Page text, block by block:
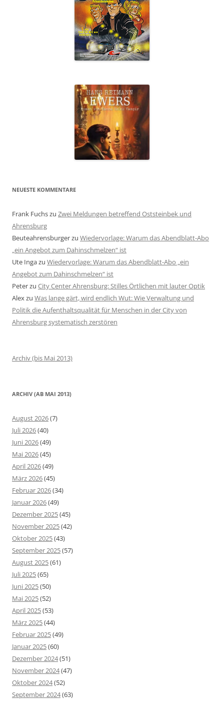
NEUESTE KOMMENTARE
Frank Fuchszu Zwei Meldungen betreffend Oststeinbek und
Ahrensburg
Beuteahrensburgerzu Wiedervorlage: Warum das Abendblatt-Abo
„ein Angebot zum Dahinschmelzen“ ist
Ute Ingazu Wiedervorlage: Warum das Abendblatt-Abo „ein
Angebot zum Dahinschmelzen“ ist
Peterzu City Center Ahrensburg: Stilles Örtlichen mit lauter Optik
Alexzu Was lange gärt, wird endlich Wut: Wie Verwaltung und
Politik die Aufenthaltsqualität für Menschen in der City von
Ahrensburg systematisch zerstören
Archiv (bis Mai 2013)
ARCHIV (AB MAI 2013)
August 2026(7)
Juli 2026(40)
Juni 2026(49)
Mai 2026(45)
April 2026(49)
März 2026(45)
Februar 2026(34)
Januar 2026(49)
Dezember 2025(45)
November 2025(42)
Oktober 2025(43)
September 2025(57)
August 2025(61)
Juli 2025(65)
Juni 2025(50)
Mai 2025(52)
April 2025(53)
März 2025(44)
Februar 2025(49)
Januar 2025(60)
Dezember 2024(51)
November 2024(47)
Oktober 2024(52)
September 2024(63)